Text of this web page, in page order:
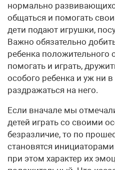
нормально
общаться и помогать
дети подают игрушки,
Важно обязательно
ребенка положительного
помогать и играть,
особого ребенка и уж ни
раздражаться на него.
Если вначале мы
детей играть со своими
безразличие, то по
становятся
при этом характер их